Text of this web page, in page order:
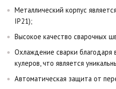
Металлический корпус
IP21);
Высокое качество сварочных
Охлаждение сварки благодаря
кулеров, что является
Автоматическая защита от